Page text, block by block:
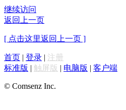
继续访问
返回上一页
[ 点击这里返回上一页 ]
首页 | 登录 | 注册
标准版 | 触屏版 | 电脑版 | 客户端
© Comsenz Inc.